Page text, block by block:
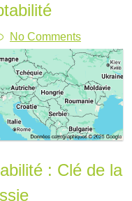
No Comments
: Clé de la